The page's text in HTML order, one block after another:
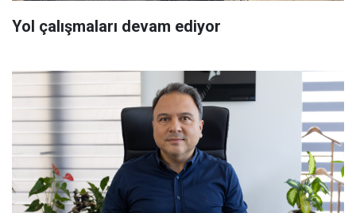
Yol çalışmaları devam ediyor